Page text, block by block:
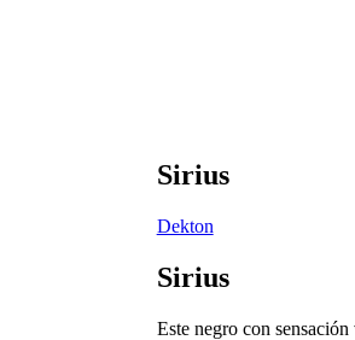
Sirius
Dekton
Sirius
Este negro con